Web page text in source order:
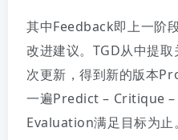
其中Feedback即上一阶
改进建议。TGD从中提
次更新，得到新的版本
一遍Predict – Critique –
Evaluation满足目标为止。